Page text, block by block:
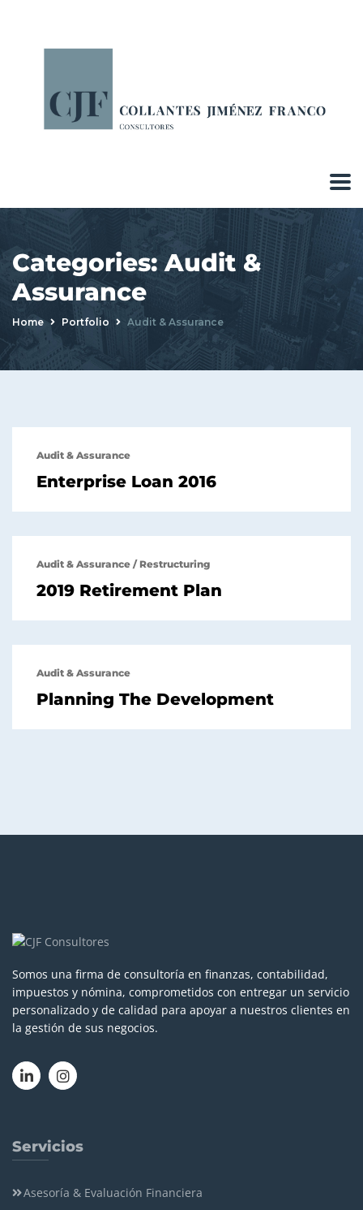
Categories:Audit &
Assurance
Home Portfolio Audit & Assurance
Audit & Assurance
Enterprise Loan 2016
Audit & Assurance / Restructuring
2019 Retirement Plan
Audit & Assurance
Planning The Development
Somos una firma de consultoría en finanzas, contabilidad,
impuestos y nómina, comprometidos con entregar un servicio
personalizado y de calidad para apoyar a nuestros clientes en
la gestión de sus negocios.
Servicios
Asesoría & Evaluación Financiera